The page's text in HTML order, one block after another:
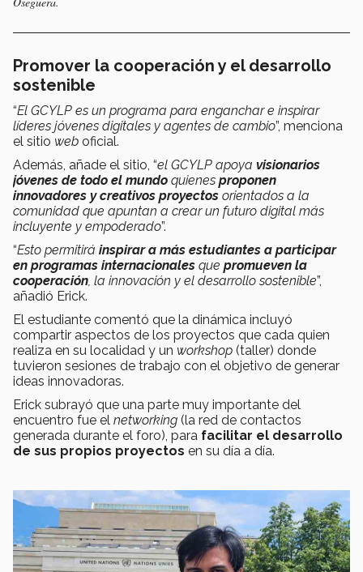
Promover la cooperación y el desarrollo
sostenible
“El GCYLP es un programa para enganchar e inspirar
líderes jóvenes digitales y agentes de cambio”, menciona
el sitio web oficial.
Además, añade el sitio, “el GCYLP apoya visionarios
jóvenes de todo el mundo quienes proponen
innovadores y creativos proyectos orientados a la
comunidad que apuntan a crear un futuro digital más
incluyente y empoderado”.
“Esto permitirá inspirar a más estudiantes a participar
en programas internacionales que promueven la
cooperación , la innovación y el desarrollo sostenible”,
añadió Erick.
El estudiante comentó que la dinámica incluyó
compartir aspectos de los proyectos que cada quien
realiza en su localidad y un workshop (taller) donde
tuvieron sesiones de trabajo con el objetivo de generar
ideas innovadoras.
Erick subrayó que una parte muy importante del
encuentro fue el networking (la red de contactos
generada durante el foro), para facilitar el desarrollo
de sus propios proyectos en su día a día.